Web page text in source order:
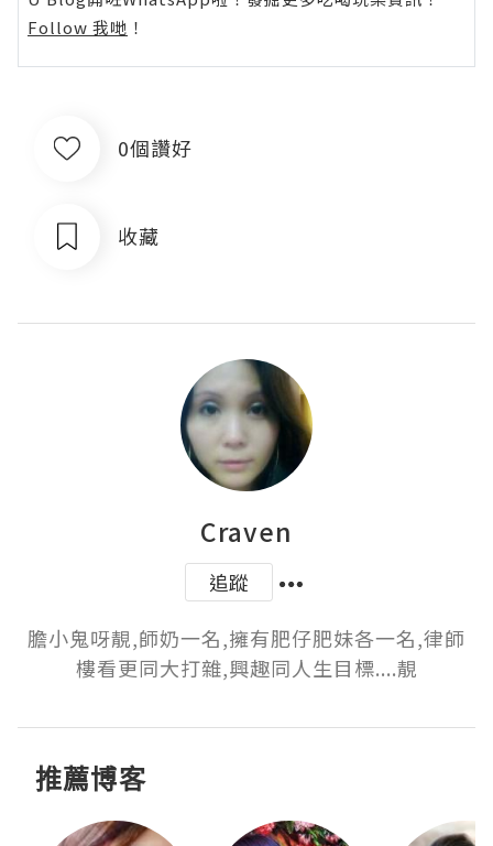
Follow 我哋 ！
0個讚好
收藏
Craven
追蹤
膽小鬼呀靚,師奶一名,擁有肥仔肥妹各一名,律師
樓看更同大打雜,興趣同人生目標....靚
推薦博客